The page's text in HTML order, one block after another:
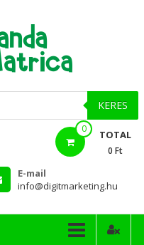
KERES
0 TOTAL
0 Ft
E-mail
info@digitmarketing.hu